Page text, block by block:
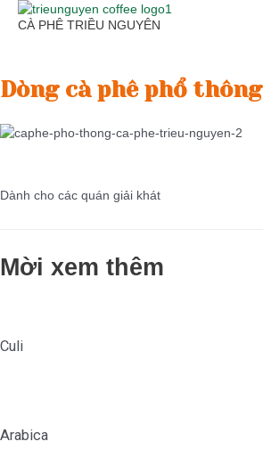
Skip
CÀ PHÊ TRIỀU NGUYÊN
Dòng cà phê phổ thông
Dành cho các quán giải khát
Mời xem thêm
Culi
Arabica